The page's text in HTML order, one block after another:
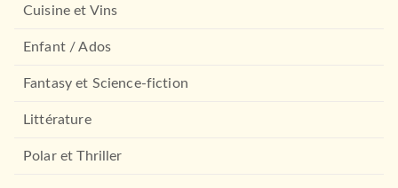
Cuisine et Vins
Enfant / Ados
Fantasy et Science-fiction
Littérature
Polar et Thriller